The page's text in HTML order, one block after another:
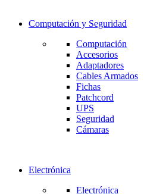
Computación y Seguridad
Computación
Accesorios
Adaptadores
Cables Armados
Fichas
Patchcord
UPS
Seguridad
Cámaras
Electrónica
Electrónica